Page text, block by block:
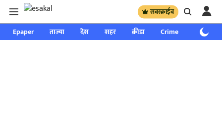
सबस्क्राईब
Epaper ताज्या देश शहर क्रीडा Crime साप्ताहिक